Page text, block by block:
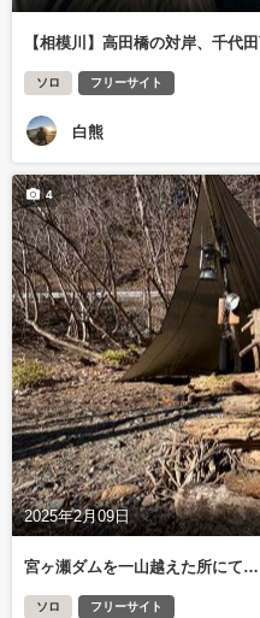
【相模川】高田橋の対岸、千代
ソロ フリーサイト
白熊
2025年2月09日
4
宮ヶ瀬ダムを一山越えた所にて…
ソロ フリーサイト